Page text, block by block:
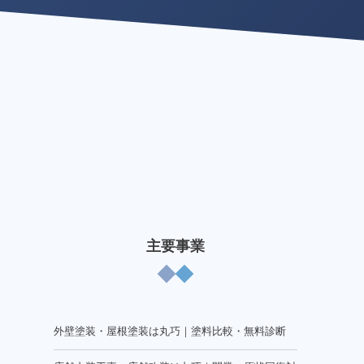
主要事業
外壁塗装・屋根塗装は丸巧｜塗料比較・無料診断